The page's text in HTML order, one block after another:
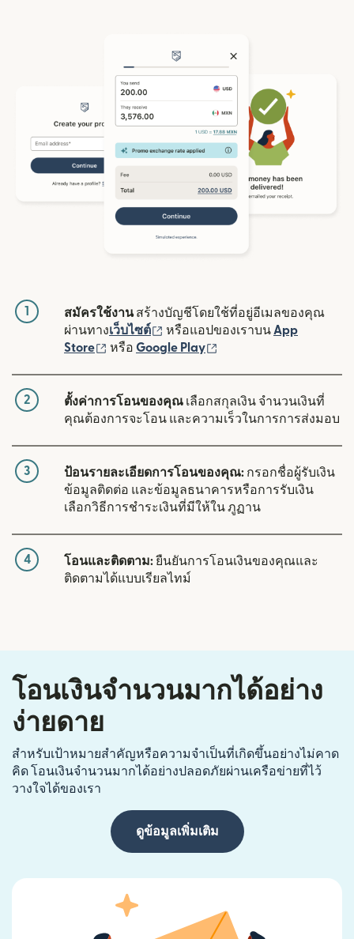
1 สมัครใช้งานสร้างบัญชีโดยใช้ที่อยู่อีเมลของคุณ
ผ่านทางเว็บไซต์ (เปิดในหน้าต่างใหม่)
หรือแอปของเราบน App
Store
(เปิดในหน้าต่างใหม่)
หรือ Google Play
2 ตั้งค่าการโอนของคุณ เลือกสกุลเงิน จำนวนเงินที่
คุณต้องการจะโอน และความเร็วในการการส่งมอบ
3 ป้อนรายละเอียดการโอนของคุณ: กรอกชื่อผู้รับเงิน
ข้อมูลติดต่อ และข้อมูลธนาคารหรือการรับเงิน
เลือกวิธีการชำระเงินที่มีให้ใน ภูฏาน
4 โอนและติดตาม:ยืนยันการโอนเงินของคุณและ
ติดตามได้แบบเรียลไทม์
โอนเงินจำนวนมากได้อย่าง
ง่ายดาย
สำหรับเป้าหมายสำคัญหรือความจำเป็นที่เกิดขึ้นอย่างไม่คาด
คิด โอนเงินจำนวนมากได้อย่างปลอดภัยผ่านเครือข่ายที่ไว้
วางใจได้ของเรา
ดูข้อมูลเพิ่มเติม